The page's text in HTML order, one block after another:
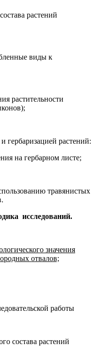
растений
виды к
растительности
гербаризацией растений:
на гербарном листе;
травянистых
терриконов.
исследований.
значения
отвалов;
работы
состава растений